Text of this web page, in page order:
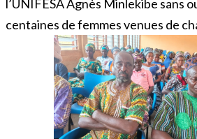
l’UNIFESA Agnès Minlekibe sans
centaines de femmes venues de